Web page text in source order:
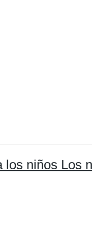
los niños Los